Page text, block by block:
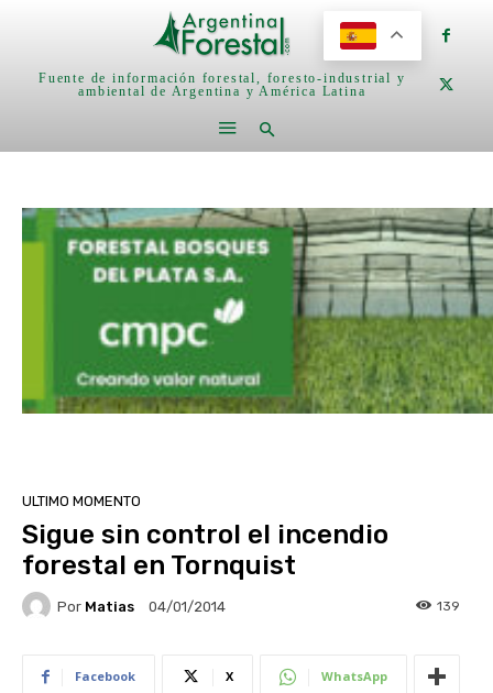
Fuente de información forestal, foresto-industrial y
ambiental de Argentina y América Latina
ULTIMO MOMENTO
Sigue sin control el incendio
forestal en Tornquist
Por Matias 04/01/2014 139
Facebook X WhatsApp